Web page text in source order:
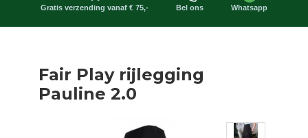
Gratis verzending vanaf € 75,- Bel ons Whatsapp
Fair Play rijlegging
Pauline 2.0